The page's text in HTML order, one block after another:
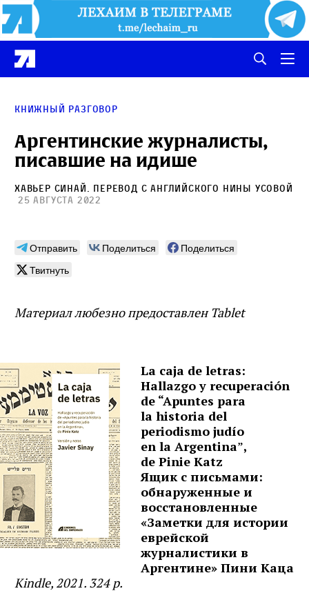
Книжный разговор
Аргентинские журналисты,
писавшие на идише
Хавьер Синай . Перевод с английского Нины Усовой
25 августа 2022
Отправить Поделиться
Поделиться
Твитнуть
Материал любезно предоставлен Tablet
La caja de letras:
Hallazgo y recuperación
de “Apuntes para
la historia del
periodismo judío
en la Argentina”,
de Pinie Katz
Ящик с письмами:
обнаруженные и
восстановленные
«Заметки для истории
еврейской
журналистики в
Аргентине» Пини Каца
Kindle, 2021. 324 p.